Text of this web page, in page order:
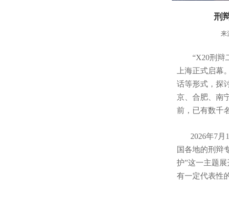
刑
来
“X20刑辩二
上海正式启幕
话等形式，探
京、合肥、南
前，已有数千
2026年7月
国各地的刑辩
护”这一主题
有一定代表性